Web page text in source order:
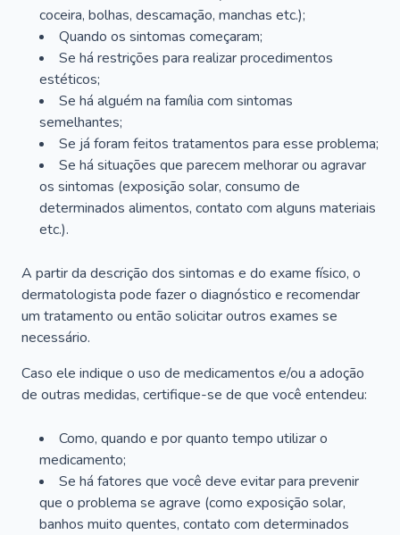
coceira, bolhas, descamação, manchas etc.);
Quando os sintomas começaram;
Se há restrições para realizar procedimentos
estéticos;
Se há alguém na família com sintomas
semelhantes;
Se já foram feitos tratamentos para esse problema;
Se há situações que parecem melhorar ou agravar
os sintomas (exposição solar, consumo de
determinados alimentos, contato com alguns materiais
etc.).
A partir da descrição dos sintomas e do exame físico, o
dermatologista pode fazer o diagnóstico e recomendar
um tratamento ou então solicitar outros exames se
necessário.
Caso ele indique o uso de medicamentos e/ou a adoção
de outras medidas, certifique-se de que você entendeu:
Como, quando e por quanto tempo utilizar o
medicamento;
Se há fatores que você deve evitar para prevenir
que o problema se agrave (como exposição solar,
banhos muito quentes, contato com determinados